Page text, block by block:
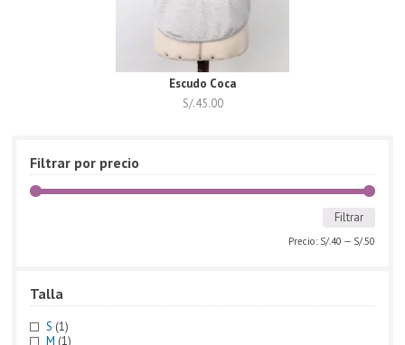
Escudo Coca
S/.45.00
Filtrar por precio
Filtrar
Precio: S/.40 — S/.50
Talla
S (1)
M (1)